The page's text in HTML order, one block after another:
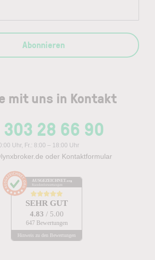
mit uns in Kontakt
28 66 90
Uhr, Fr.: 8:00 – 18:00 Uhr
oder Kontaktformular
AUSGEZEICHNET .org
Kundenbewertungen
SEHR GUT
4.83 / 5.00
647 Bewertungen
Hinweis zu den Bewertungen
Abonnieren